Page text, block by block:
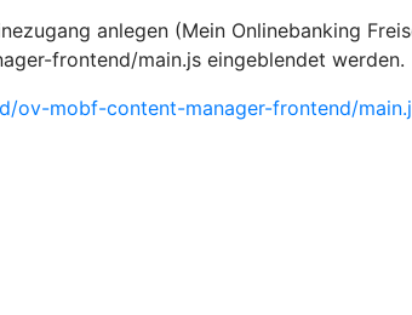
anlegen (Mein Onlinebanking
frontend/main.js eingeblendet werden.
ov-mobf-content-manager-frontend/